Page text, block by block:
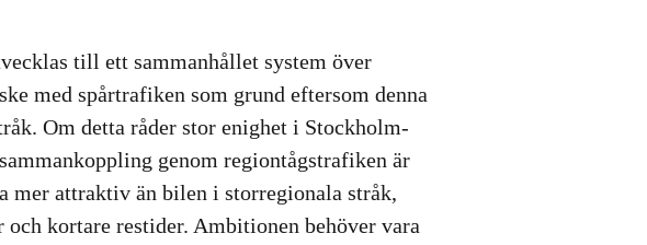
till ett sammanhållet system över
med spårtrafiken som grund eftersom denna
Om detta råder stor enighet i Stockholm-
genom regiontågstrafiken är
attraktiv än bilen i storregionala stråk,
kortare restider. Ambitionen behöver vara